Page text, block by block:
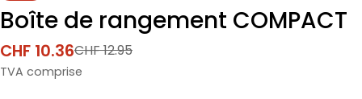
Boîte de rangement COMPACT
Prix
de
CHF 10.36
Prix
normal
CHF 12.95
TVA comprise